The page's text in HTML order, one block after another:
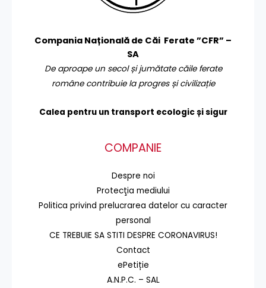
Compania Națională de Căi Ferate ”CFR” –
SA
De aproape un secol și jumătate căile ferate
române contribuie la progres și civilizație
Calea pentru un transport ecologic și sigur
COMPANIE
Despre noi
Protecţia mediului
Politica privind prelucrarea datelor cu caracter
personal
CE TREBUIE SA STITI DESPRE CORONAVIRUS!
Contact
ePetiție
A.N.P.C. – SAL